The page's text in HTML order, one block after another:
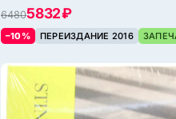
64805832 ₽
–10% ПЕРЕИЗДАНИЕ 2016